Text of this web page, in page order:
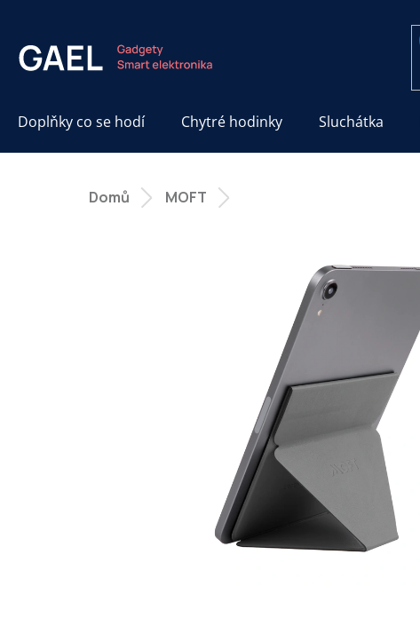
obsah
Doplňky co se hodí Chytré hodinky Sluchátka
Domů MOFT